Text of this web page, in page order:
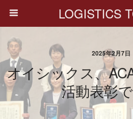
LOGISTICS
2025年2月7日
オイシックス、
活動表彰